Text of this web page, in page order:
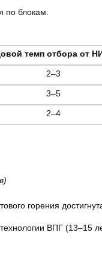
по блокам.
темп отбора от
2–3
3–5
2–4
горения
ВПГ (13–15